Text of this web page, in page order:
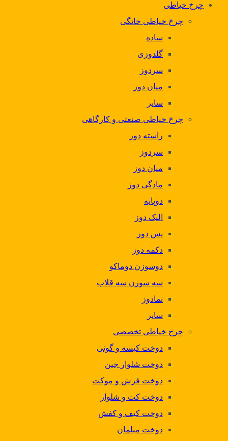
چرخ خیاطی
چرخ خیاطی خانگی
ساده
گلدوزی
سردوز
میان دوز
سایر
چرخ خیاطی صنعتی و کارگاهی
راسته دوز
سردوز
میان دوز
مادگی دوز
دوپایه
الیک دوز
پس دوز
دکمه دوز
دوسوزن دوماکو
سه سوزن سه قلاب
نمادوز
سایر
چرخ خیاطی تخصصی
دوخت کیسه و گونی
دوخت شلوار جین
دوخت فرش و موکت
دوخت کت و شلوار
دوخت کیف و کفش
دوخت مبلمان